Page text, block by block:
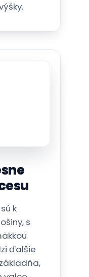
k
s
ďalšie
daný